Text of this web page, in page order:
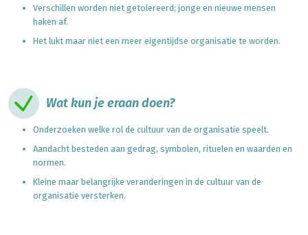
Verschillen worden niet getolereerd; jonge en nieuwe mensen
haken af.
Het lukt maar niet een meer eigentijdse organisatie te worden.
Wat kun je eraan doen?
Onderzoeken welke rol de cultuur van de organisatie speelt.
Aandacht besteden aan gedrag, symbolen, rituelen en waarden en
normen.
Kleine maar belangrijke veranderingen in de cultuur van de
organisatie versterken.